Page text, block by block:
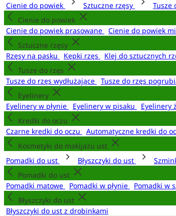
Cienie do powiek
Sztuczne rzęsy Tusze
Cienie do powiek
Cienie do powiek prasowane
Cienie do powiek
Sztuczne rzęsy
Rzęsy na pasku
Kępki rzęs
Klej do sztucznych
Tusze do rzęs
Tusze do rzęs wydłużające
Tusze do rzęs
Eyelinery
Eyelinery w płynie
Eyelinery w pisaku Eyelinery
Kredki do oczu
Czarne kredki do oczu
Automatyczne kredki do
Kosmetyki do makijażu ust
Pomadki do ust
Błyszczyki do ust
Pomadki do ust
Pomadki matowe
Pomadki w płynie Pomadki w
Błyszczyki do ust
Błyszczyki do ust z drobinkami